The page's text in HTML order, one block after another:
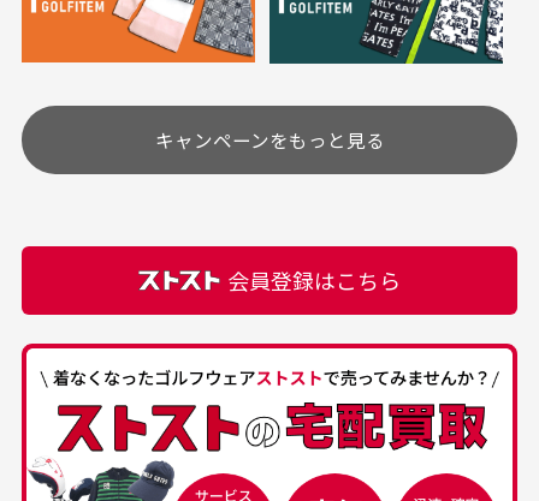
高価なブルゾンがお
購入できました。状態も
最高でした。
いつも素敵な商品を
す
商品をありがとうござい
ます。
30代男性 50代男性
定休日はありますか？
土.日.祝日は定休日となっております。
その他の休日につきましてはサイト上にて告知させて
頂きます。
カートの有効時間はありますか？
は自動的にカート内の商品が削除されますのでご注意
下さい。
お気に入り機能をご利用下さい。
り、柔軟剤等)が付着している場合がございます。
付属品について
付属品の記載につきましては、弊社に入荷した時点
ある場合もございます。
経年劣化について
当店では商品の管理には細心の注意を払っておりま
すが、経年により素材の劣化やパーツの強度低下が
キャンペーンをもっと見る
会員登録はこちら